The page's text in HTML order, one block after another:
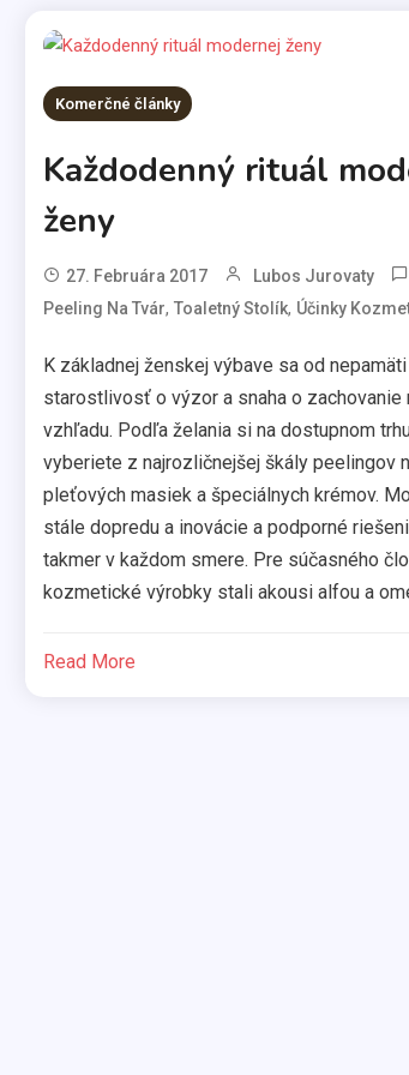
Komerčné články
Každodenný rituál
ženy
27. Februára 2017 Lubos Jurovaty
Peeling Na Tvár, Toaletný Stolík, Účinky
K základnej ženskej výbave sa od
starostlivosť o výzor a snaha o zachovanie
vzhľadu. Podľa želania si na dostupnom
vyberiete z najrozličnejšej škály peelingov
pleťových masiek a špeciálnych krémov.
stále dopredu a inovácie a podporné
takmer v každom smere. Pre súčasného
kozmetické výrobky stali akousi alfou a
Read More